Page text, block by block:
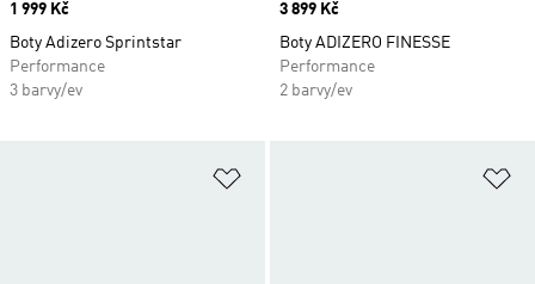
Price
1 999 Kč
Boty Adizero Sprintstar
Performance
3 barvy/ev
Price
3 899 Kč
Boty ADIZERO FINESSE
Performance
2 barvy/ev